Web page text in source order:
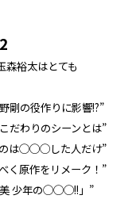
森裕太はとても
剛の役作りに影響!?”
だわりのシーンとは”
のは◯◯◯した人だけ”
原作をリメーク！”
美 少年の◯◯◯!!」”